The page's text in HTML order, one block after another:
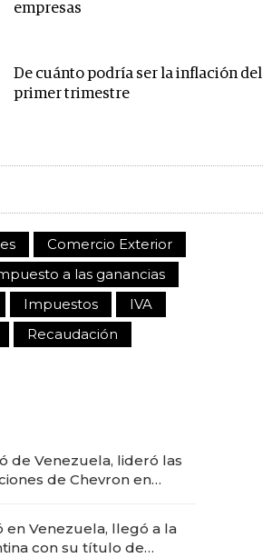
empresas
De cuánto podría ser la inflación del
primer trimestre
Comercio Exterior
a las ganancias
Impuestos
IVA
Recaudación
de Venezuela, lideró las
de Chevron en
en Venezuela, llegó a la
con su título de